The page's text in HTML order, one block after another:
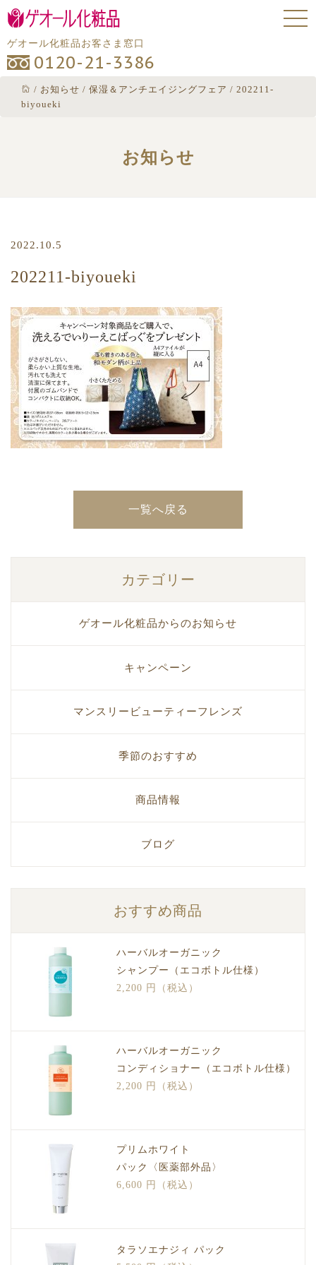
ゲオール化粧品お客さま窓口
0120-21-3386
/ お知らせ / 保湿＆アンチエイジングフェア / 202211-
biyoueki
お知らせ
2022.10.5
202211-biyoueki
一覧へ戻る
カテゴリー
ゲオール化粧品からのお知らせ
キャンペーン
マンスリービューティーフレンズ
季節のおすすめ
商品情報
ブログ
おすすめ商品
ハーバルオーガニック
シャンプー（エコボトル仕様）
2,200 円（税込）
ハーバルオーガニック
コンディショナー（エコボトル仕様）
2,200 円（税込）
プリムホワイト
パック〈医薬部外品〉
6,600 円（税込）
タラソエナジィ パック